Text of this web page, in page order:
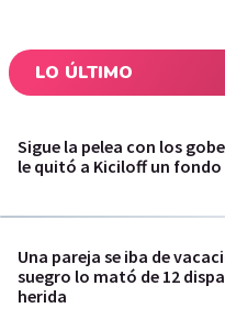
LO ÚLTIMO
Sigue la pelea con los
le quitó a Kiciloff un fondo
Una pareja se iba de
suegro lo mató de 12
herida